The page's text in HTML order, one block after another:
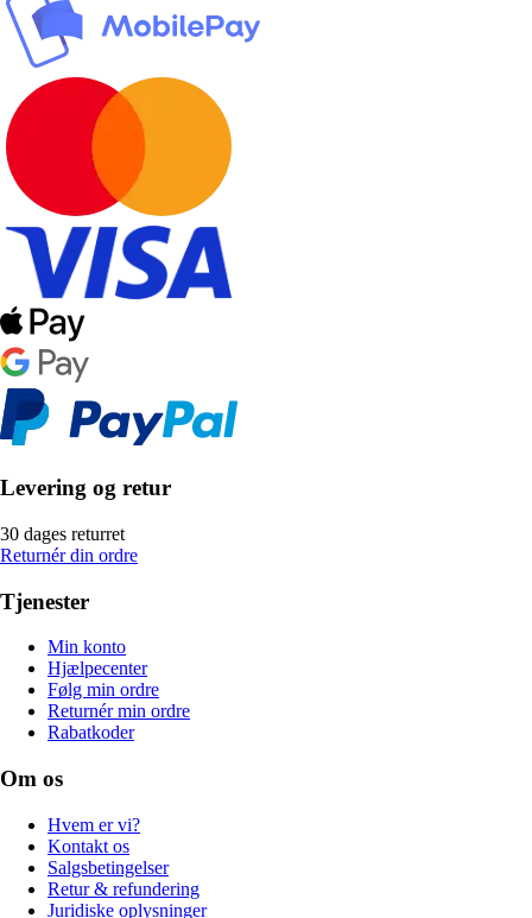
Levering og retur
30 dages returret
Returnér din ordre
Tjenester
Min konto
Hjælpecenter
Følg min ordre
Returnér min ordre
Rabatkoder
Om os
Hvem er vi?
Kontakt os
Salgsbetingelser
Retur & refundering
Juridiske oplysninger